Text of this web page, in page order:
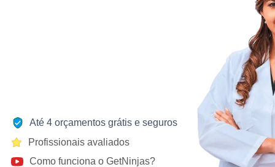
Até 4 orçamentos grátis e seguros
Profissionais avaliados
Como funciona o GetNinjas?